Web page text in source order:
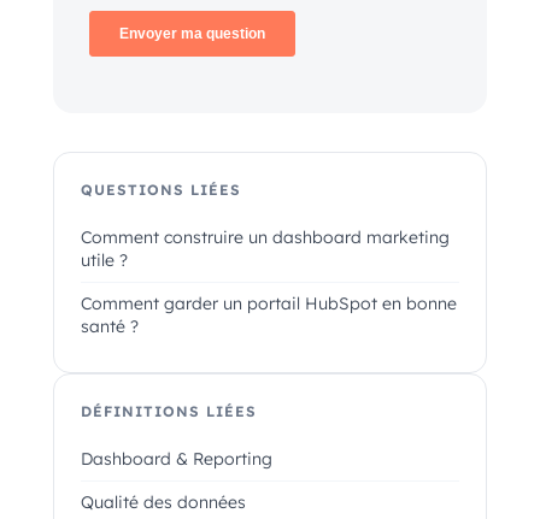
QUESTIONS LIÉES
Comment construire un dashboard marketing
utile ?
Comment garder un portail HubSpot en bonne
santé ?
DÉFINITIONS LIÉES
Dashboard & Reporting
Qualité des données